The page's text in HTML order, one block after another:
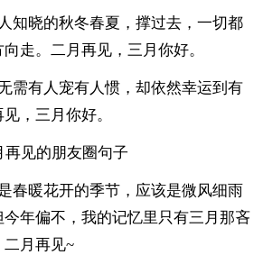
晓的秋冬春夏，撑过去，一切都
走。二月再见，三月你好。
有人宠有人惯，却依然幸运到有
，三月你好。
见的朋友圈句子
暖花开的季节，应该是微风细雨
年偏不，我的记忆里只有三月那吝
月再见~